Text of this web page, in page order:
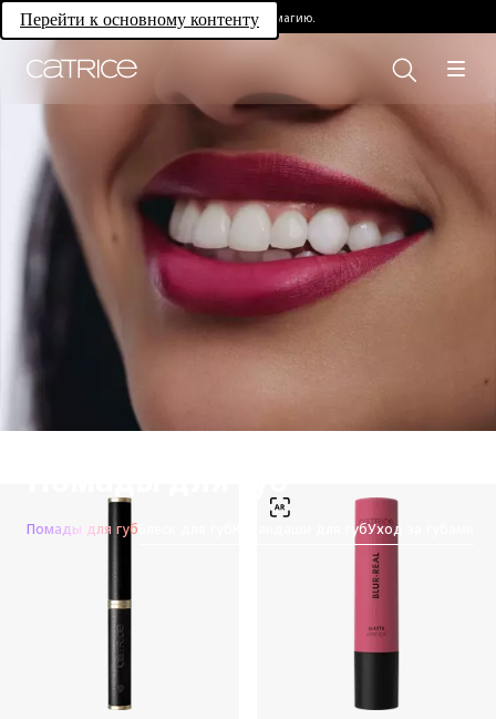
Перейти к основному контенту
Раскройте свою магию.
Помады для губ Карандаши для губУход за губами